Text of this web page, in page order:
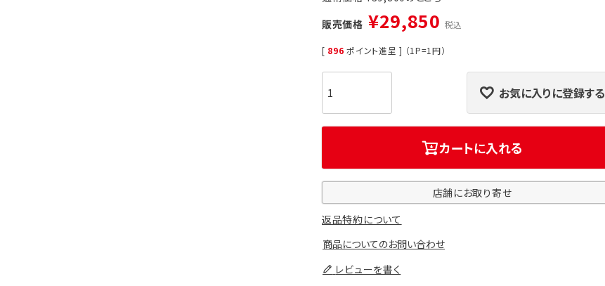
販売価格 ¥29,850 税込
[ 896 ポイント進呈 ] （1P=1円）
お気に入りに登録する
カートに入れる
店舗にお取り寄せ
返品特約について
商品についてのお問い合わせ
レビューを書く